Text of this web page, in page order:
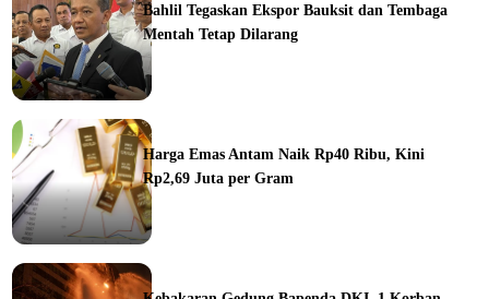
Bahlil Tegaskan Ekspor Bauksit dan Tembaga
Mentah Tetap Dilarang
Harga Emas Antam Naik Rp40 Ribu, Kini
Rp2,69 Juta per Gram